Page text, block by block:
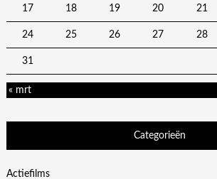
17 18 19 20 21
24 25 26 27 28
31
« mrt
Categorieën
Actiefilms